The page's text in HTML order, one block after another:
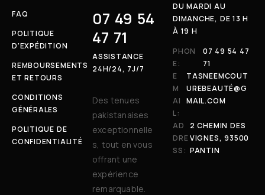
FAQ
POLITIQUE
D’EXPÉDITION
REMBOURSEMENTS
ET RETOURS
CONDITIONS
GÉNÉRALES
POLITIQUE DE
CONFIDENTIALITÉ
07 49 54
47 71
ASSISTANCE
24H/24, 7J/7
Des tenues
pakistanaises
exceptionnelle
s, tout en vous
offrant une
expérience
remarquable.
DU MARDI AU
DIMANCHE, DE 13 H
À 19 H
PHON
E:
07 49 54 47
71
E
M
AI
L:
TASNEEMCOUT
UREBEAUTÉ@G
MAIL.COM
AD
DRE
SS:
2 CHEMIN DES
VIGNES, 93500
PANTIN